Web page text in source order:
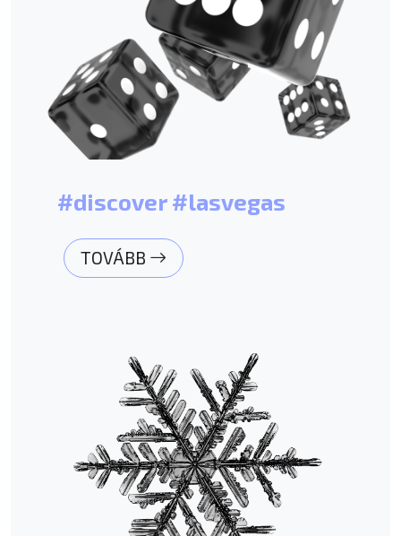
#discover #lasvegas
TOVÁBB